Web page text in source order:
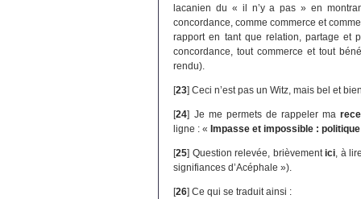
lacanien du « il n’y a pas » en
concordance, comme commerce et
rapport en tant que relation, partage et
concordance, tout commerce et tout
rendu).
[23]Ceci n’est pas un Witz, mais bel et
[24] Je me permets de rappeler ma
ligne : « Impasse et impossible :
[25] Question relevée, brièvementici, à
signifiances d’Acéphale »).
[26]Ce qui se traduit ainsi :